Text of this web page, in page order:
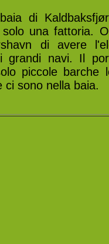
di
una fattoria.
di avere
grandi navi. Il
piccole barche
ci sono nella baia.